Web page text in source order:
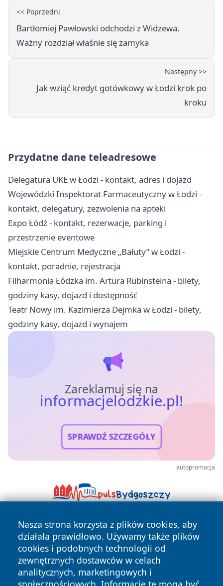
<< Poprzedni
Bartłomiej Pawłowski odchodzi z Widzewa.
Ważny rozdział właśnie się zamyka
Następny >>
Jak wziąć kredyt gotówkowy w Łodzi krok po
kroku
Przydatne dane teleadresowe
Delegatura UKE w Łodzi - kontakt, adres i dojazd
Wojewódzki Inspektorat Farmaceutyczny w Łodzi -
kontakt, delegatury, zezwolenia na apteki
Expo Łódź - kontakt, rezerwacje, parking i
przestrzenie eventowe
Miejskie Centrum Medyczne „Bałuty” w Łodzi -
kontakt, poradnie, rejestracja
Filharmonia Łódzka im. Artura Rubinsteina - bilety,
godziny kasy, dojazd i dostępność
Teatr Nowy im. Kazimierza Dejmka w Łodzi - bilety,
godziny kasy, dojazd i wynajem
Zareklamuj się na
informacjelodzkie.pl!
SPRAWDŹ SZCZEGÓŁY
autopromocja
Nasza strona korzysta z plików cookies, aby
działała prawidłowo. Używamy także plików
cookies i podobnych technologii od
zewnętrznych dostawców w celach
analitycznych, marketingowych i
Copyright © 2026 informacjelodzkie.pl Wszystkie prawa